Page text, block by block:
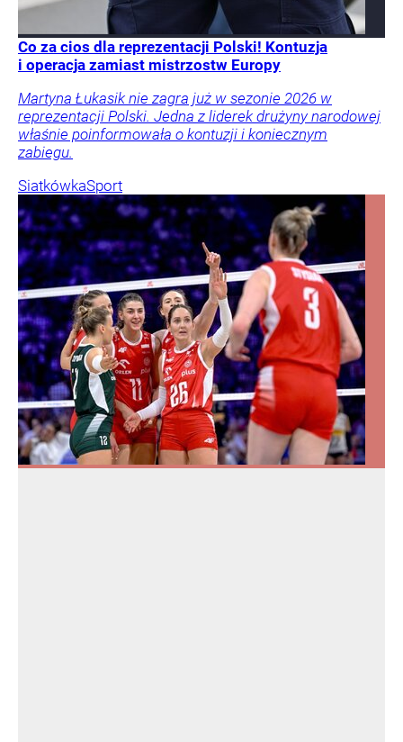
Co za cios dla reprezentacji Polski! Kontuzja
i operacja zamiast mistrzostw Europy
Martyna Łukasik nie zagra już w sezonie 2026 w
reprezentacji Polski. Jedna z liderek drużyny narodowej
właśnie poinformowała o kontuzji i koniecznym
zabiegu.
SiatkówkaSport